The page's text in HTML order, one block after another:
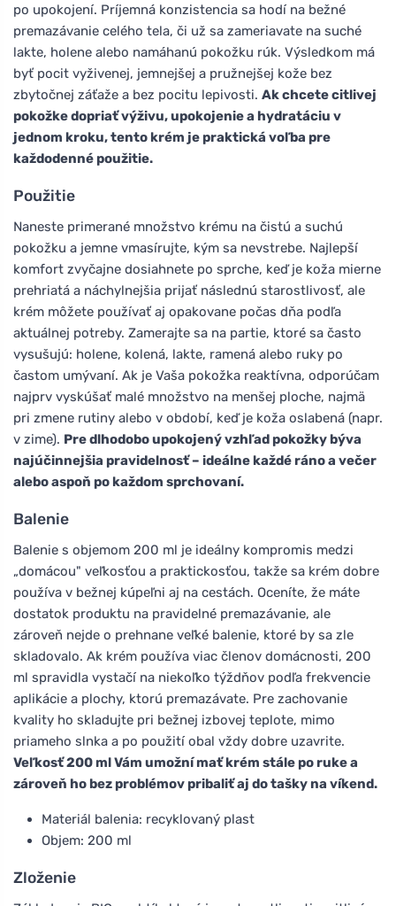
po upokojení. Príjemná konzistencia sa hodí na bežné
premazávanie celého tela, či už sa zameriavate na suché
lakte, holene alebo namáhanú pokožku rúk. Výsledkom má
byť pocit vyživenej, jemnejšej a pružnejšej kože bez
zbytočnej záťaže a bez pocitu lepivosti. Ak chcete citlivej
pokožke dopriať výživu, upokojenie a hydratáciu v
jednom kroku, tento krém je praktická voľba pre
každodenné použitie.
Použitie
Naneste primerané množstvo krému na čistú a suchú
pokožku a jemne vmasírujte, kým sa nevstrebe. Najlepší
komfort zvyčajne dosiahnete po sprche, keď je koža mierne
prehriatá a náchylnejšia prijať následnú starostlivosť, ale
krém môžete používať aj opakovane počas dňa podľa
aktuálnej potreby. Zamerajte sa na partie, ktoré sa často
vysušujú: holene, kolená, lakte, ramená alebo ruky po
častom umývaní. Ak je Vaša pokožka reaktívna, odporúčam
najprv vyskúšať malé množstvo na menšej ploche, najmä
pri zmene rutiny alebo v období, keď je koža oslabená (napr.
v zime). Pre dlhodobo upokojený vzhľad pokožky býva
najúčinnejšia pravidelnosť – ideálne každé ráno a večer
alebo aspoň po každom sprchovaní.
Balenie
Balenie s objemom 200 ml je ideálny kompromis medzi
„domácou" veľkosťou a praktickosťou, takže sa krém dobre
používa v bežnej kúpeľni aj na cestách. Oceníte, že máte
dostatok produktu na pravidelné premazávanie, ale
zároveň nejde o prehnane veľké balenie, ktoré by sa zle
skladovalo. Ak krém používa viac členov domácnosti, 200
ml spravidla vystačí na niekoľko týždňov podľa frekvencie
aplikácie a plochy, ktorú premazávate. Pre zachovanie
kvality ho skladujte pri bežnej izbovej teplote, mimo
priameho slnka a po použití obal vždy dobre uzavrite.
Veľkosť 200 ml Vám umožní mať krém stále po ruke a
zároveň ho bez problémov pribaliť aj do tašky na víkend.
Materiál balenia: recyklovaný plast
Objem: 200 ml
Zloženie